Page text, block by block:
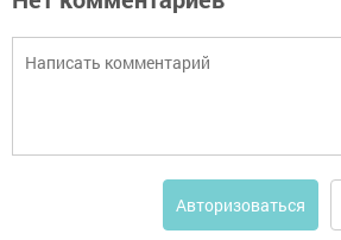
Авторизоваться